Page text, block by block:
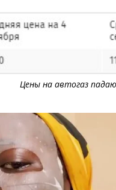
Цены на автогаз